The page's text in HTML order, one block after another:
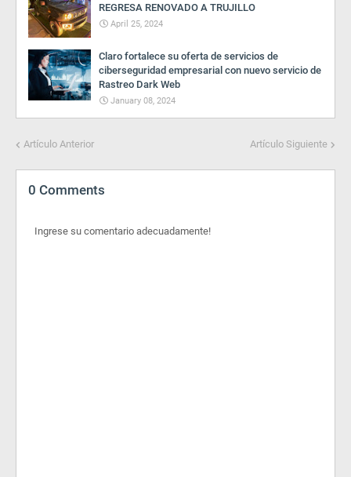
REGRESA RENOVADO A TRUJILLO
April 25, 2024
Claro fortalece su oferta de servicios de
ciberseguridad empresarial con nuevo servicio de
Rastreo Dark Web
January 08, 2024
Artículo Anterior Artículo Siguiente
0 Comments
Ingrese su comentario adecuadamente!